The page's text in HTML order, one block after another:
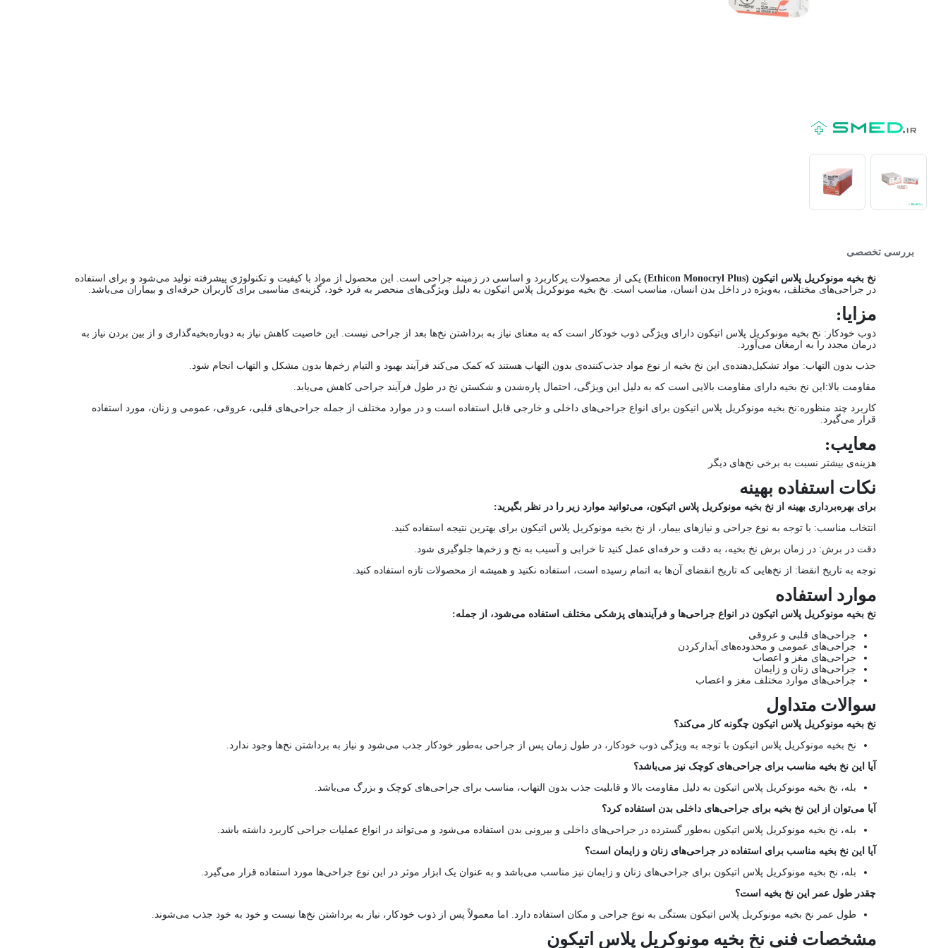
بررسی تخصصی
نخ بخیه مونوکریل پلاس اتیکون (Ethicon Monocryl Plus)
یکی از محصولات پرکاربرد و اساسی در زمینه جراحی است. این محصول از مواد با کیفیت و تکنولوژی پیشرفته تولید می‌شود و برای استفاده
در جراحی‌های مختلف، به‌ویژه در داخل بدن انسان، مناسب است. نخ بخیه مونوکریل پلاس اتیکون به دلیل ویژگی‌های منحصر به فرد خود، گزینه‌ی مناسبی برای کاربران حرفه‌ای و بیماران می‌باشد.
مزایا:
ذوب خودکار: نخ بخیه مونوکریل پلاس اتیکون دارای ویژگی ذوب خودکار است که به معنای نیاز به برداشتن نخ‌ها بعد از جراحی نیست. این خاصیت کاهش نیاز به دوباره‌بخیه‌گذاری و از بین بردن نیاز به
درمان مجدد را به ارمغان می‌آورد.
جذب بدون التهاب: مواد تشکیل‌دهنده‌ی این نخ بخیه از نوع مواد جذب‌کننده‌ی بدون التهاب هستند که کمک می‌کند فرآیند بهبود و التیام زخم‌ها بدون مشکل و التهاب انجام شود.
مقاومت بالا:این نخ بخیه دارای مقاومت بالایی است که به دلیل این ویژگی، احتمال پاره‌شدن و شکستن نخ در طول فرآیند جراحی کاهش می‌یابد.
کاربرد چند منظوره:نخ بخیه مونوکریل پلاس اتیکون برای انواع جراحی‌های داخلی و خارجی قابل استفاده است و در موارد مختلف از جمله جراحی‌های قلبی، عروقی، عمومی و زنان، مورد استفاده
قرار می‌گیرد.
معایب:
هزینه‌ی بیشتر نسبت به برخی نخ‌های دیگر
نکات استفاده بهینه
برای بهره‌برداری بهینه از نخ بخیه مونوکریل پلاس اتیکون، می‌توانید موارد زیر را در نظر بگیرید:
انتخاب مناسب: با توجه به نوع جراحی و نیازهای بیمار، از نخ بخیه مونوکریل پلاس اتیکون برای بهترین نتیجه استفاده کنید.
دقت در برش: در زمان برش نخ بخیه، به دقت و حرفه‌ای عمل کنید تا خرابی و آسیب به نخ و زخم‌ها جلوگیری شود.
توجه به تاریخ انقضا: از نخ‌هایی که تاریخ انقضای آن‌ها به اتمام رسیده است، استفاده نکنید و همیشه از محصولات تازه استفاده کنید.
موارد استفاده
نخ بخیه مونوکریل پلاس اتیکون در انواع جراحی‌ها و فرآیند‌های پزشکی مختلف استفاده می‌شود، از جمله:
جراحی‌های قلبی و عروقی
جراحی‌های عمومی و محدوده‌های آبدارکردن
جراحی‌های مغز و اعصاب
جراحی‌های زنان و زایمان
جراحی‌های موارد مختلف مغز و اعصاب
سوالات متداول
نخ بخیه مونوکریل پلاس اتیکون چگونه کار می‌کند؟
نخ بخیه مونوکریل پلاس اتیکون با توجه به ویژگی ذوب خودکار، در طول زمان پس از جراحی به‌طور خودکار جذب می‌شود و نیاز به برداشتن نخ‌ها وجود ندارد.
آیا این نخ بخیه مناسب برای جراحی‌های کوچک نیز می‌باشد؟
بله، نخ بخیه مونوکریل پلاس اتیکون به دلیل مقاومت بالا و قابلیت جذب بدون التهاب، مناسب برای جراحی‌های کوچک و بزرگ می‌باشد.
آیا می‌توان از این نخ بخیه برای جراحی‌های داخلی بدن استفاده کرد؟
بله، نخ بخیه مونوکریل پلاس اتیکون به‌طور گسترده در جراحی‌های داخلی و بیرونی بدن استفاده می‌شود و می‌تواند در انواع عملیات جراحی کاربرد داشته باشد.
آیا این نخ بخیه مناسب برای استفاده در جراحی‌های زنان و زایمان است؟
بله، نخ بخیه مونوکریل پلاس اتیکون برای جراحی‌های زنان و زایمان نیز مناسب می‌باشد و به عنوان یک ابزار موثر در این نوع جراحی‌ها مورد استفاده قرار می‌گیرد.
چقدر طول عمر این نخ بخیه است؟
طول عمر نخ بخیه مونوکریل پلاس اتیکون بستگی به نوع جراحی و مکان استفاده دارد. اما معمولاً پس از ذوب خودکار، نیاز به برداشتن نخ‌ها نیست و خود به خود جذب می‌شوند.
مشخصات فنی نخ بخیه مونوکریل پلاس اتیکون